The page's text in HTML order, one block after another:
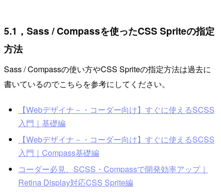
5.1，Sass / Compassを使ったCSS Spriteの指定
方法
Sass / Compassの使い方やCSS Spriteの指定方法は過去に
書いているのでこちらを参考にしてください。
【Webデザイナ－・コーダー向け】すぐに使えるSCSS
入門｜基礎編
【Webデザイナ－・コーダー向け】すぐに使えるSCSS
入門｜Compass基礎編
コーダー必見、SCSS・Compassで開発効率アップ｜
Retina Display対応CSS Sprite編